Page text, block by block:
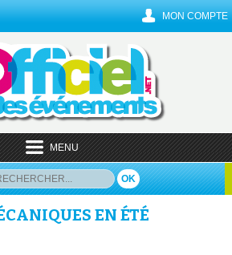
MON COMPTE
MENU
OK
EN ÉTÉ